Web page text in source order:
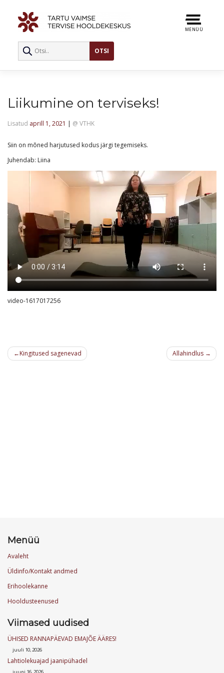
content
MENÜÜ
Liikumine on terviseks!
Lisatud aprill 1, 2021 | @ VTHK
Siin on mõned harjutused kodus järgi tegemiseks.
Juhendab: Liina
video-1617017256
Navigeerimine
Kingitused sagenevad Allahindlus
Menüü
Avaleht
Üldinfo/Kontakt andmed
Erihoolekanne
Hooldusteenused
Viimased uudised
ÜHISED RANNAPÄEVAD EMAJÕE ÄÄRES!
juuli 10, 2026
Lahtiolekuajad jaanipühadel